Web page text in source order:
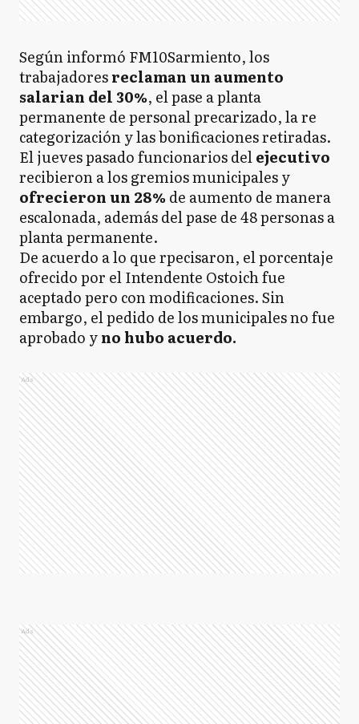
Según informó FM10Sarmiento, los
trabajadoresreclaman un aumento
salarian del 30%, el pase a planta
permanente de personal precarizado, la re
categorización y las bonificaciones retiradas.
El jueves pasado funcionarios delejecutivo
recibieron a los gremios municipales y
ofrecieron un 28%de aumento de manera
escalonada, además del pase de 48 personas a
planta permanente.
De acuerdo a lo que rpecisaron, el porcentaje
ofrecido por el Intendente Ostoich fue
aceptado pero con modificaciones. Sin
embargo, el pedido de los municipales no fue
aprobado yno hubo acuerdo.
Ads
Ads